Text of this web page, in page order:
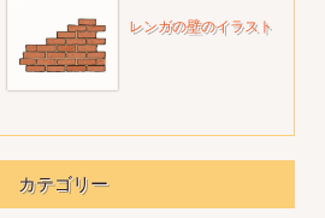
レンガの壁のイラスト
カテゴリー